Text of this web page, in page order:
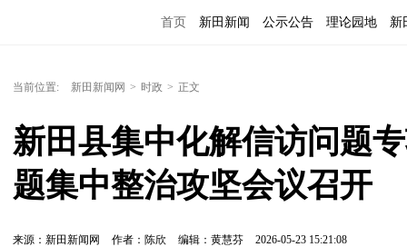
首页 新田新闻 公示公告 理论园地 新
当前位置: 新田新闻网 > 时政 > 正文
新田县集中化解信访问题
题集中整治攻坚会议召开
来源：新田新闻网 作者：陈欣 编辑：黄慧芬 2026-05-23 15:21:08